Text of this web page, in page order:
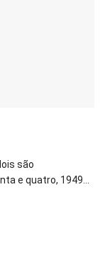
são
e quatro, 1949...